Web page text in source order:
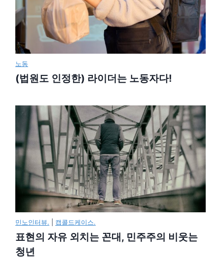
노동
(법원도 인정한) 라이더는 노동자다!
민노인터뷰. 캡콜드케이스.
표현의 자유 외치는 꼰대, 민주주의 비웃는
청년